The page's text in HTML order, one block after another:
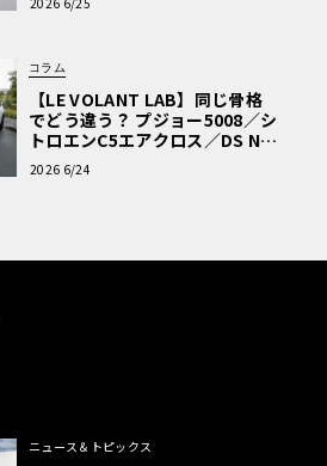
コラム
【LE VOLANT LAB】同じ骨格
でどう違う？ プジョー5008／シ
トロエンC5エアクロス／DS Nº4
読者一気乗りレポート
2026 6/24
ニュース＆トピックス